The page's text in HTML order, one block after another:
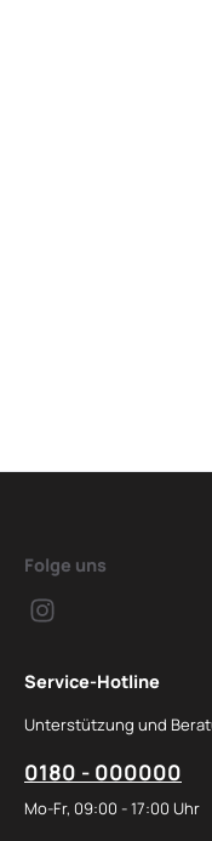
Folge uns
Service-Hotline
Unterstützung und
0180 - 000000
Mo-Fr, 09:00 - 17:00 Uhr